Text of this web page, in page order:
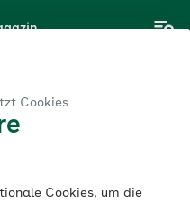
Cookies
Cookies, um die